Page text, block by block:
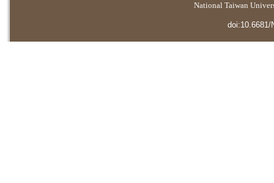
National Taiwan
doi:10.6681/